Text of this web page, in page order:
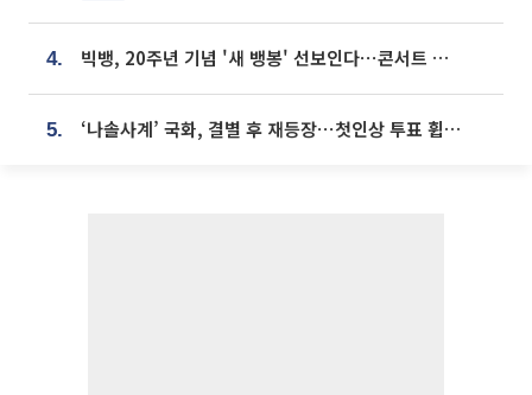
4. 빅뱅, 20주년 기념 '새 뱅봉' 선보인다⋯콘서트 앞두고 팝업 개최
5. ‘나솔사계’ 국화, 결별 후 재등장⋯첫인상 투표 휩쓸고 ‘인기녀’ 등극